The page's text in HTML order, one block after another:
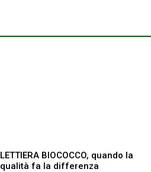
LETTIERA BIOCOCCO, quando la
qualità fa la differenza